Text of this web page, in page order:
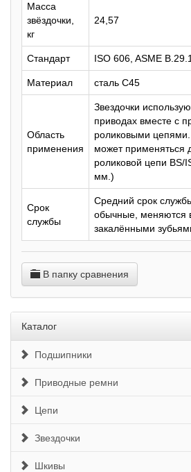
Масса
звёздочки,
кг
24,57
Стандарт ISO 606, ASME
Материал сталь C45
Область
применения
Звездочки
приводах вместе с
роликовыми цепями.
может применяться
роликовой цепи BS/
мм.)
Срок
службы
Средний срок
обычные, меняются
закалёнными
В папку сравнения
Каталог
Подшипники
Приводные ремни
Цепи
Звездочки
Шкивы